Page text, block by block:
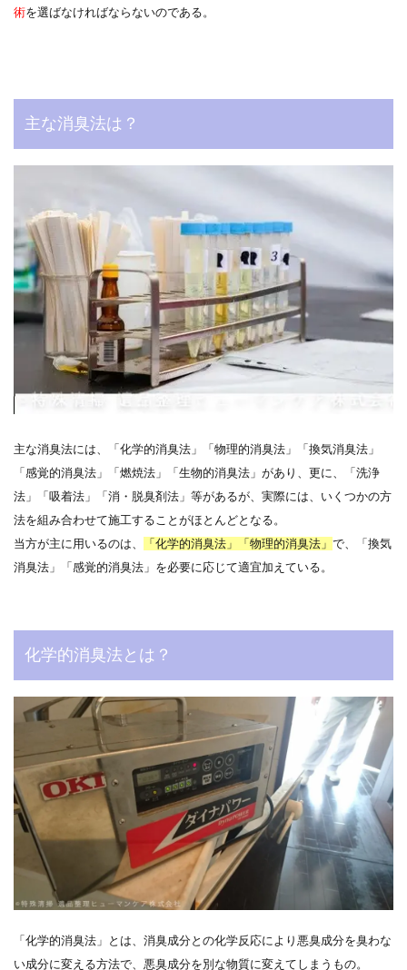
術を選ばなければならないのである。
主な消臭法は？
主な消臭法には、「化学的消臭法」「物理的消臭法」「換気消臭法」
「感覚的消臭法」「燃焼法」「生物的消臭法」があり、更に、「洗浄
法」「吸着法」「消・脱臭剤法」等があるが、実際には、いくつかの方
法を組み合わせて施工することがほとんどとなる。
当方が主に用いるのは、
「化学的消臭法」「物理的消臭法」 で、「換気
消臭法」「感覚的消臭法」を必要に応じて適宜加えている。
化学的消臭法とは？
「化学的消臭法」とは、消臭成分との化学反応により悪臭成分を臭わな
い成分に変える方法で、悪臭成分を別な物質に変えてしまうもの。